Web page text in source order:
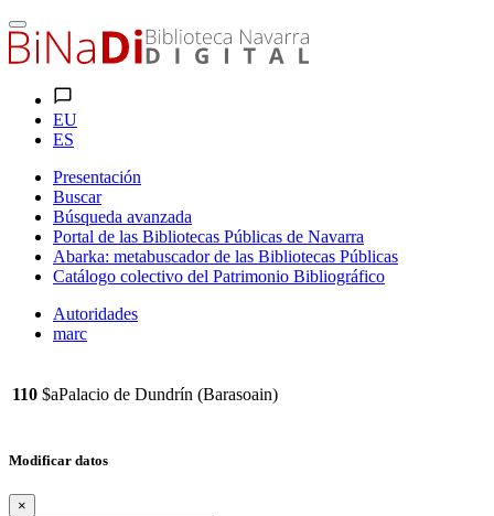
EU
ES
Presentación
Buscar
Búsqueda avanzada
Portal de las Bibliotecas Públicas de Navarra
Abarka: metabuscador de las Bibliotecas Públicas
Catálogo colectivo del Patrimonio Bibliográfico
Autoridades
marc
110 $aPalacio de Dundrín (Barasoain)
Modificar datos
×